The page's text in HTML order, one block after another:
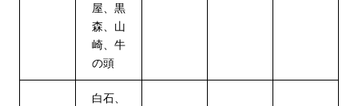
屋、黒
森、山
崎、牛
の頭
白石、